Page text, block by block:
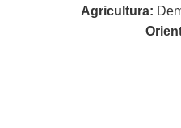
Agricultura: